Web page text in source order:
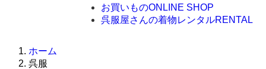
お買いものONLINE SHOP
呉服屋さんの着物レンタルRENTAL
ホーム
呉服